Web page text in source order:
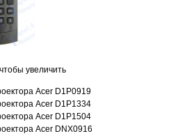
увеличить
Acer D1P0919
Acer D1P1334
Acer D1P1504
Acer DNX0916